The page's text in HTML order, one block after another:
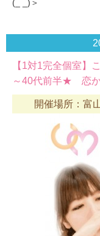
(_ _)＞
【1対1完全個室】
～40代前半★ 恋か
開催場所：